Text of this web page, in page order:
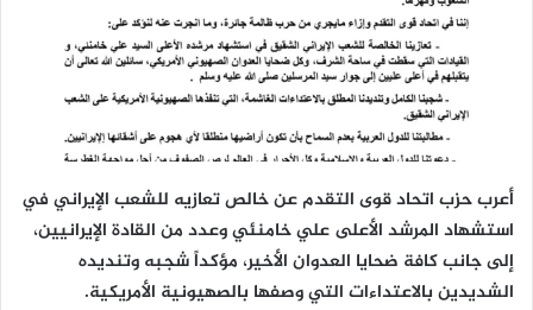
أعرب حزب اتحاد قوى التقدم عن خالص تعازيه للشعب الإيراني في
استشهاد المرشد الأعلى علي خامنئي وعدد من القادة الإيرانيين،
إلى جانب كافة ضحايا العدوان الأخير، مؤكداً شجبه وتنديده
الشديدين بالاعتداءات التي وصفها بالصهيونية الأمريكية.